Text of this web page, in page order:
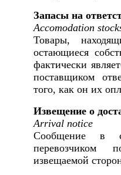
Запасы на
Accomodation
Товары,
остающиеся
фактически
поставщиком
того, как он их
Извещение о
Arrival notice
Сообщение в
перевозчиком
извещаемой